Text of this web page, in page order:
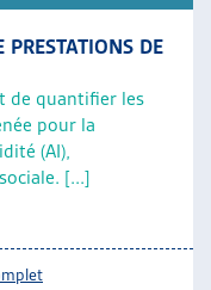
PRESTATIONS DE
de quantifier les
pour la
(AI),
[...]